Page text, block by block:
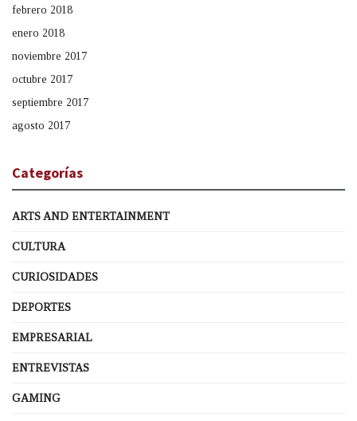
febrero 2018
enero 2018
noviembre 2017
octubre 2017
septiembre 2017
agosto 2017
Categorías
ARTS AND ENTERTAINMENT
CULTURA
CURIOSIDADES
DEPORTES
EMPRESARIAL
ENTREVISTAS
GAMING